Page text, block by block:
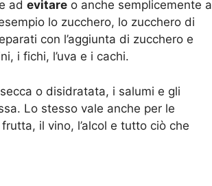
ad evitare o anche semplicemente a
lo zucchero, lo zucchero di
con l’aggiunta di zucchero e
i fichi, l’uva e i cachi.
o disidratata, i salumi e gli
Lo stesso vale anche per le
il vino, l’alcol e tutto ciò che